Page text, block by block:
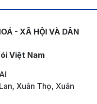
- XÃ HỘI VÀ DÂN
Việt Nam
Xuân Thọ, Xuân